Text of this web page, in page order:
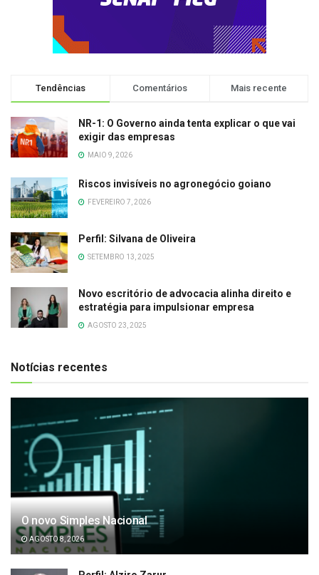
Tendências Comentários Mais recente
NR-1: O Governo ainda tenta explicar o que vai
exigir das empresas
MAIO 9, 2026
Riscos invisíveis no agronegócio goiano
FEVEREIRO 7, 2026
Perfil: Silvana de Oliveira
SETEMBRO 13, 2025
Novo escritório de advocacia alinha direito e
estratégia para impulsionar empresa
AGOSTO 23, 2025
Notícias recentes
O novo Simples Nacional
AGOSTO 8, 2026